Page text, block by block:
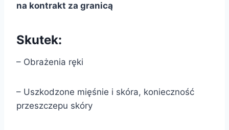
na kontrakt za granicą
Skutek:
– Obrażenia ręki
– Uszkodzone mięśnie i skóra, konieczność
przeszczepu skóry